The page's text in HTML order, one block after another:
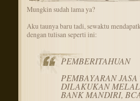
Mungkin sudah lama ya?
Aku taunya baru tadi, sewaktu
dengan tulisan seperti ini:
PEMBERITAHUAN
PEMBAYARAN
DILAKUKAN
BANK MANDIRI,